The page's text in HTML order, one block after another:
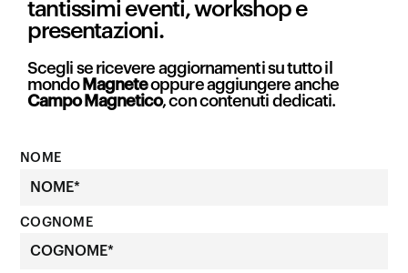
tantissimi eventi, workshop e
presentazioni.
Scegli se ricevere aggiornamenti su tutto il
mondo Magneteoppure aggiungere anche
Campo Magnetico, con contenuti dedicati.
NOME
COGNOME